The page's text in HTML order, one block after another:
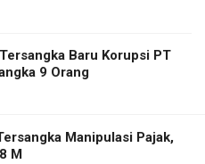
Baru Korupsi PT
9 Orang
Manipulasi Pajak,
M